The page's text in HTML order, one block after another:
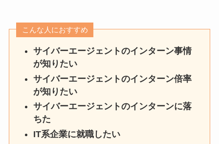
こんな人におすすめ
サイバーエージェントのインターン事情
が知りたい
サイバーエージェントのインターン倍率
が知りたい
サイバーエージェントのインターンに落
ちた
IT系企業に就職したい